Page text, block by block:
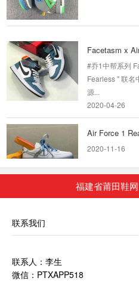
Facetasm x
源...
2020-04-26
Air Force 1
NIKE AIR
2019-11-07
福建省莆田鞋
联系我们
联系人：李生
微信：PTXAPP518